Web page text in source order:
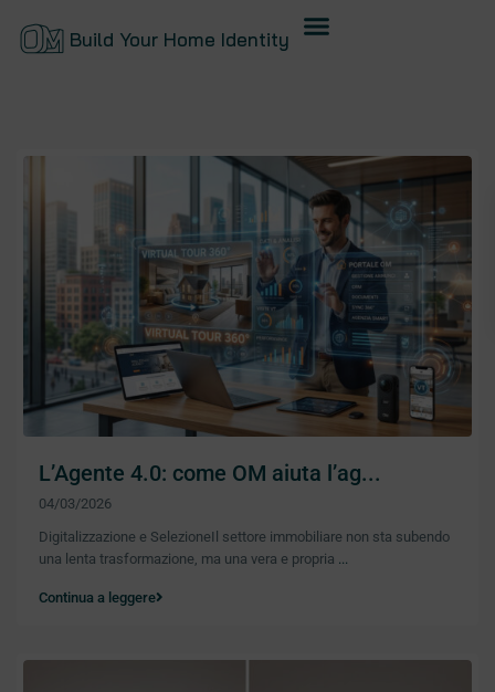
Build Your Home Identity
L’Agente 4.0: come OM aiuta l’ag...
04/03/2026
Digitalizzazione e SelezioneIl settore immobiliare non sta subendo
una lenta trasformazione, ma una vera e propria
Continua a leggere